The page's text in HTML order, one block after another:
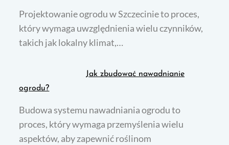
Projektowanie ogrodu w Szczecinie to proces,
który wymaga uwzględnienia wielu czynników,
takich jak lokalny klimat,…
Jak zbudować nawadnianie
ogrodu?
Budowa systemu nawadniania ogrodu to
proces, który wymaga przemyślenia wielu
aspektów, aby zapewnić roślinom